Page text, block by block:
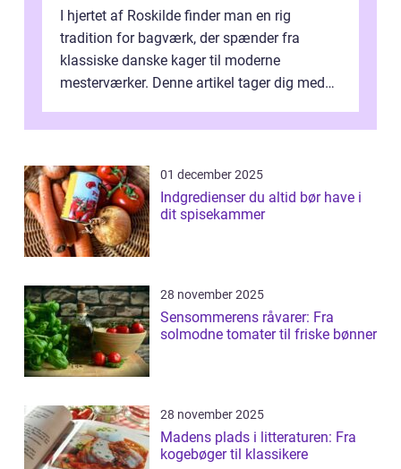
I hjertet af Roskilde finder man en rig
tradition for bagværk, der spænder fra
klassiske danske kager til moderne
mesterværker. Denne artikel tager dig med
01 december 2025
Indgredienser du altid bør have i
dit spisekammer
28 november 2025
Sensommerens råvarer: Fra
solmodne tomater til friske bønner
28 november 2025
Madens plads i litteraturen: Fra
kogebøger til klassikere